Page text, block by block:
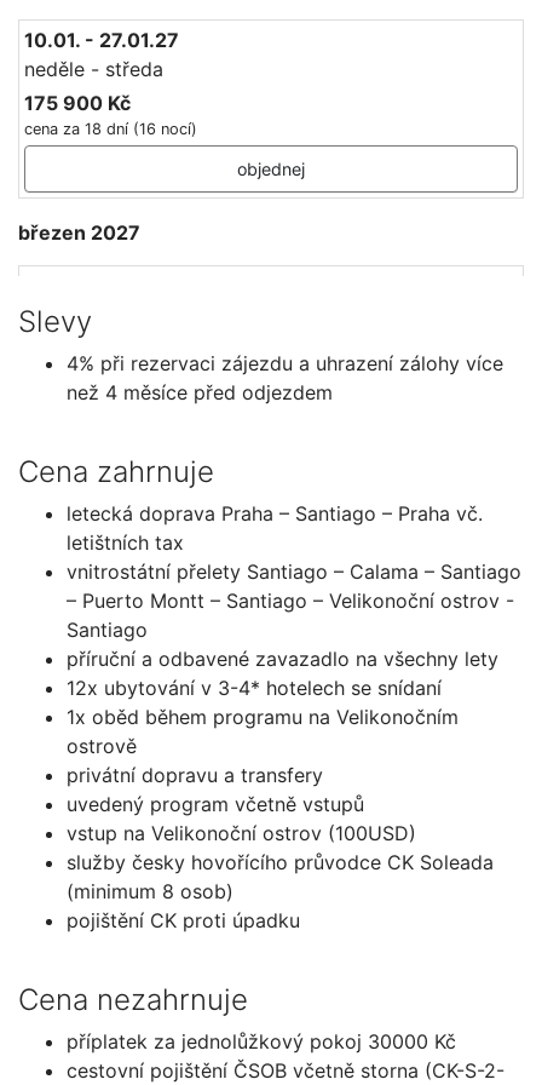
10.01. - 27.01.27
neděle - středa
175 900 Kč
cena za 18 dní (16 nocí)
objednej
březen 2027
pátek - pátek
Sleva 4% ,dříve 162 900 Kč
cena za 15 dní (13 nocí)
Slevy
4% při rezervaci zájezdu a uhrazení zálohy více
než 4 měsíce před odjezdem
Cena zahrnuje
letecká doprava Praha – Santiago – Praha vč.
letištních tax
vnitrostátní přelety Santiago – Calama – Santiago
– Puerto Montt – Santiago – Velikonoční ostrov -
Santiago
příruční a odbavené zavazadlo na všechny lety
12x ubytování v 3-4* hotelech se snídaní
1x oběd během programu na Velikonočním
ostrově
privátní dopravu a transfery
uvedený program včetně vstupů
vstup na Velikonoční ostrov (100USD)
služby česky hovořícího průvodce CK Soleada
(minimum 8 osob)
pojištění CK proti úpadku
Cena nezahrnuje
příplatek za jednolůžkový pokoj 30000 Kč
cestovní pojištění ČSOB včetně storna (CK-S-2-